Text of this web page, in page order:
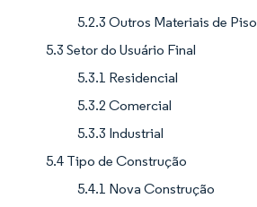
5.2.3 Outros Materiais de Piso
5.3 Setor do Usuário Final
5.3.1 Residencial
5.3.2 Comercial
5.3.3 Industrial
5.4 Tipo de Construção
5.4.1 Nova Construção